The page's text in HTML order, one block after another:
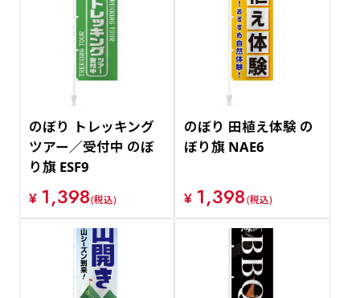
のぼり トレッキング
ツアー／受付中 のぼ
り旗 ESF9
¥ 1,398(税込)
のぼり 田植え体験 の
ぼり旗 NAE6
¥ 1,398(税込)